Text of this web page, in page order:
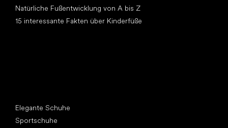
Natürliche Fußentwicklung von A bis Z
15 interessante Fakten über Kinderfüße
Elegante Schuhe
Sportschuhe